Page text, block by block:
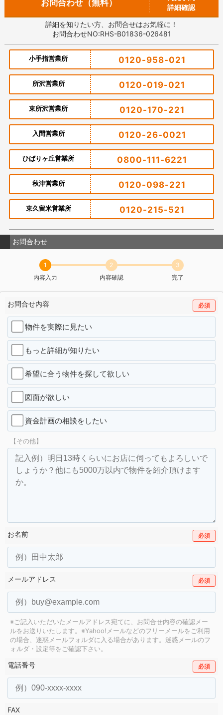
お問合わせ（無料）
詳細確認
詳細を知りたい方、お問合せはお気軽に！
お問合わせNO:RHS-B01836-026481
小手指営業所 0120-958-021
所沢営業所 0120-019-021
東所沢営業所 0120-170-221
入間営業所 0120-26-0021
ひばりヶ丘営業所 0800-111-6221
秋津営業所 0120-098-221
東久留米営業所 0120-215-521
お問合わせ
1
内容入力
2
内容確認
3
完了
お問合せ内容 必須
物件を実際に見たい
もっと詳細が知りたい
希望に合う物件を探して欲しい
図面が欲しい
資金計画の相談をしたい
【その他】
お名前 必須
メールアドレス 必須
※ご記入いただいたメールアドレス宛てに、お問合せ内容の確認メー
ルをお送りいたします。 ※Yahoo!メールなどのフリーメールをご利用
の場合、迷惑メールフォルダに入る場合があります。 迷惑メールのフ
ォルダ・設定等をご確認下さい。
電話番号 必須
FAX